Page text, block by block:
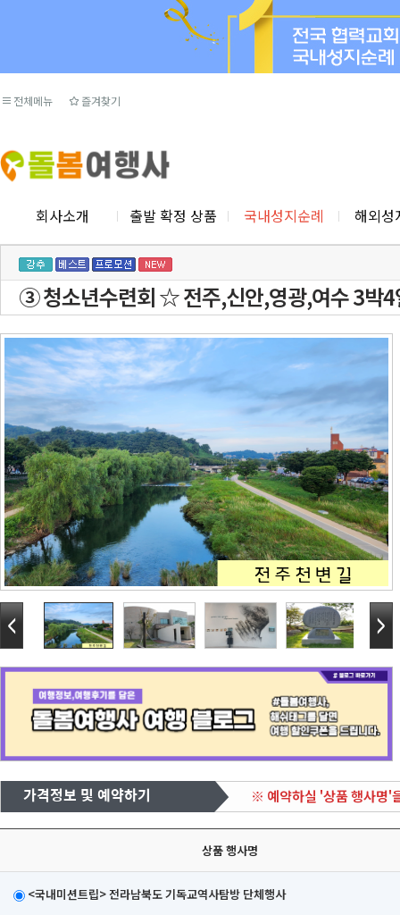
전체메뉴 즐겨찾기
회사소개 출발 확정 상품 국내성지순례 해외성
③ 청소년수련회 ☆ 전주,신안,영광,여수 3박4
가격정보 및 예약하기 ※ 예약하실 '상품 행사명'
상품 행사명
<국내미션트립> 전라남북도 기독교역사탐방 단체행사